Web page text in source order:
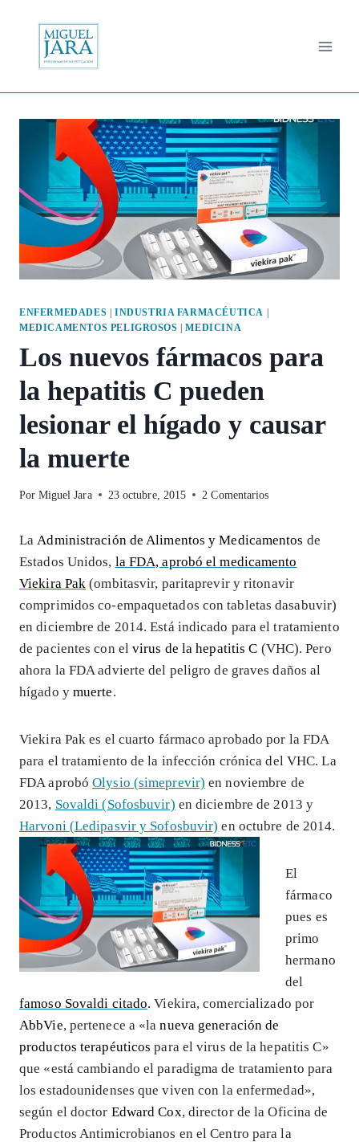
contenido
ENFERMEDADES INDUSTRIA FARMACÉUTICA
MEDICAMENTOS PELIGROSOS |MEDICINA
Los nuevos fármacos para
la hepatitis C pueden
lesionar el hígado y causar
la muerte
Por Miguel Jara 23 octubre, 2015 2 Comentarios
La Administración de Alimentos y Medicamentos de
Estados Unidos, la FDA, aprobó el medicamento
Viekira Pak (ombitasvir, paritaprevir y ritonavir
comprimidos co-empaquetados con tabletas dasabuvir)
en diciembre de 2014. Está indicado para el tratamiento
de pacientes con elvirus de la hepatitis C (VHC). Pero
ahora la FDA advierte del peligro de graves daños al
hígado y muerte.
Viekira Pak es el cuarto fármaco aprobado por la FDA
para el tratamiento de la infección crónica del VHC. La
FDA aprobóOlysio (simeprevir) en noviembre de
2013, Sovaldi (Sofosbuvir) en diciembre de 2013 y
Harvoni (Ledipasvir y Sofosbuvir) en octubre de 2014.
El
fármaco
pues es
primo
hermano
del
famoso Sovaldi citado. Viekira, comercializado por
AbbVie, pertenece a «lanueva generación de
productos terapéuticos para el virus de la hepatitis C»
que «está cambiando el paradigma de tratamiento para
los estadounidenses que viven con la enfermedad»,
según el doctor Edward Cox, director de la Oficina de
Productos Antimicrobianos en el Centro para la